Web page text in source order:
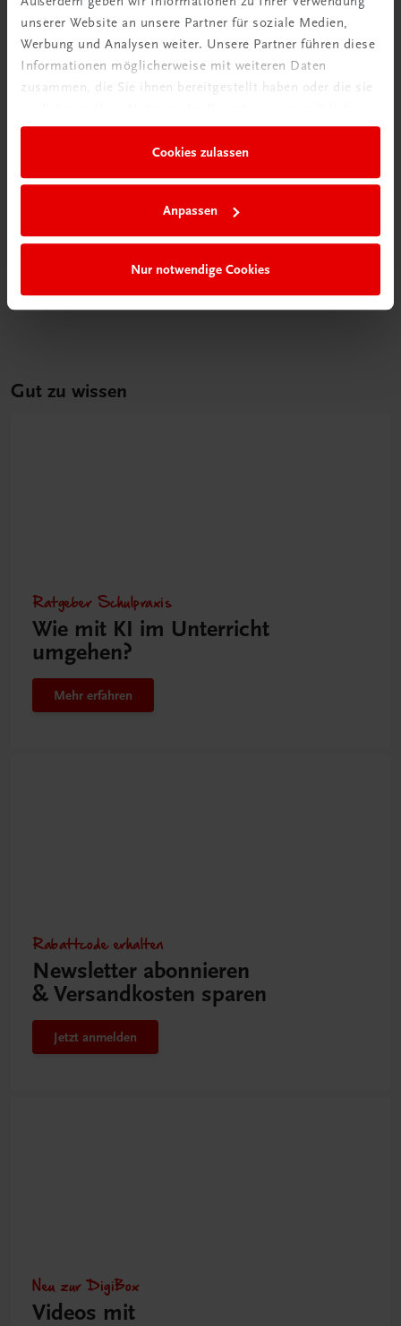
unserer Website an unsere Partner für soziale Medien,
Werbung und Analysen weiter. Unsere Partner führen diese
Informationen möglicherweise mit weiteren Daten
zusammen, die Sie ihnen bereitgestellt haben oder die sie
Cookies zulassen
Anpassen
Nur notwendige Cookies
Poster: Küchenkräuter
Gut zu wissen
Ratgeber Schulpraxis
Wie mit KI im Unterricht
umgehen?
Mehr erfahren
Rabattcode erhalten
Newsletter abonnieren
& Versandkosten sparen
Jetzt anmelden
Neu zur DigiBox
Videos mit